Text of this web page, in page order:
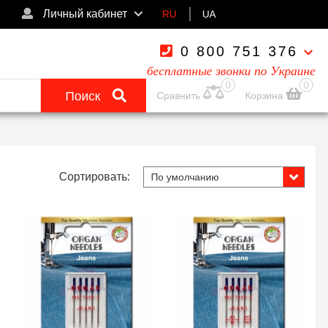
Личный кабинет RU UA
0 800 751 376
бесплатные звонки по Украине
Поиск
0
Сравнить
0
Корзина
Сортировать: